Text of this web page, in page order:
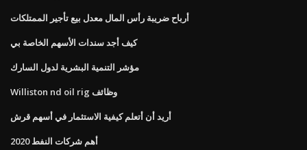
أرباح ضريبة رأس المال معدل بيع تأجير الممتلكات
كيف أجد سندات الأسهم الخاصة بي
مؤشر التنمية البشرية لدول السارك
Williston nd oil rig وظائف
أريد أن أتعلم كيفية الاستثمار في أسهم قرش
أهم شركات النفط 2020